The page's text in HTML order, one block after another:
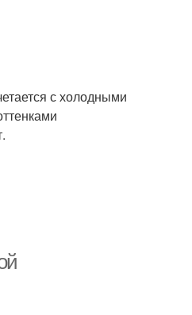
с холодными